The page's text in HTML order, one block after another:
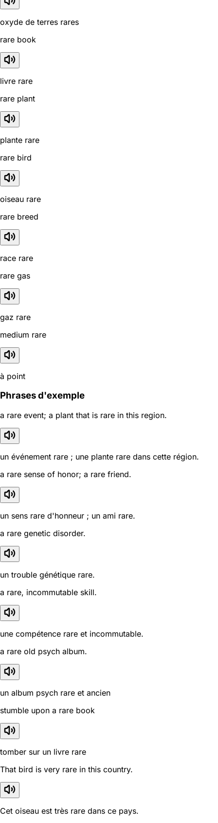
oxyde de terres rares
rare book
livre rare
rare plant
plante rare
rare bird
oiseau rare
rare breed
race rare
rare gas
gaz rare
medium rare
à point
Phrases d'exemple
a rare event; a plant that is rare in this region.
un événement rare ; une plante rare dans cette région.
a rare sense of honor; a rare friend.
un sens rare d'honneur ; un ami rare.
a rare genetic disorder.
un trouble génétique rare.
a rare, incommutable skill.
une compétence rare et incommutable.
a rare old psych album.
un album psych rare et ancien
stumble upon a rare book
tomber sur un livre rare
That bird is very rare in this country.
Cet oiseau est très rare dans ce pays.